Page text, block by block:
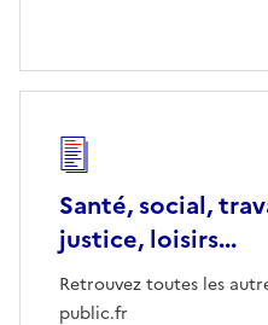
Santé, social,
justice, loisirs...
Retrouvez toutes les
public.fr